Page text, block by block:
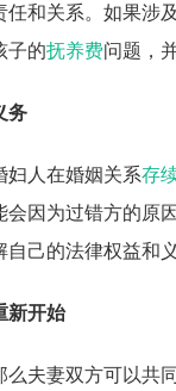
和关系。如果涉
子的抚养费问题，
务
妇人在婚姻关系存
会因为过错方的原
己的法律权益和
新开始
么夫妻双方可以共